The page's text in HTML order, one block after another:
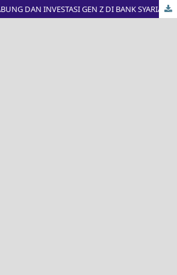
KEPUTUSAN MENABUNG DAN INVESTASI GEN Z DI BANK SYARIAH DILIHAT DARI PENGARUH DIGITALITATION, ECONOMIC CONDITION, DAN SHARIA FINANCIAL LITERACY